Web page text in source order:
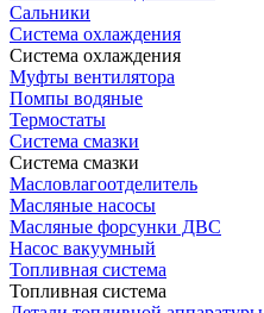
Сальники
Система охлаждения
Система охлаждения
Муфты вентилятора
Помпы водяные
Термостаты
Система смазки
Система смазки
Масловлагоотделитель
Масляные насосы
Масляные форсунки ДВС
Насос вакуумный
Топливная система
Топливная система